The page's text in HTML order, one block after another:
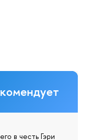
в честь Гэри